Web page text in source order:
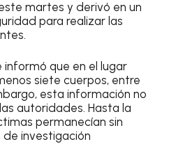
martes y derivó en un
para realizar las
informó que en el lugar
siete cuerpos, entre
esta información no
autoridades. Hasta la
permanecían sin
investigación